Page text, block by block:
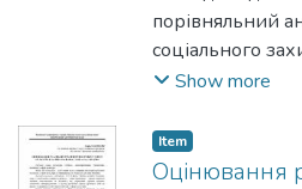
Кирило
порівняльний
соціального
в Україні та
Show more
Item
Оцінювання